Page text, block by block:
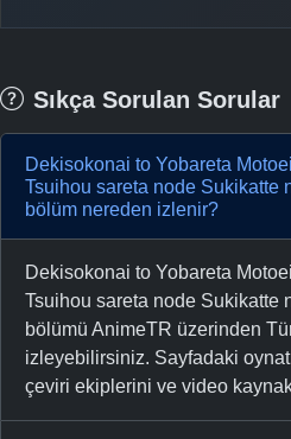
Sıkça Sorulan Sorular
Dekisokonai to Yobareta
Tsuihou sareta node Sukikatte
bölüm nereden izlenir?
Dekisokonai to Yobareta
Tsuihou sareta node Sukikatte
bölümü AnimeTR üzerinden
izleyebilirsiniz. Sayfadaki
çeviri ekiplerini ve video